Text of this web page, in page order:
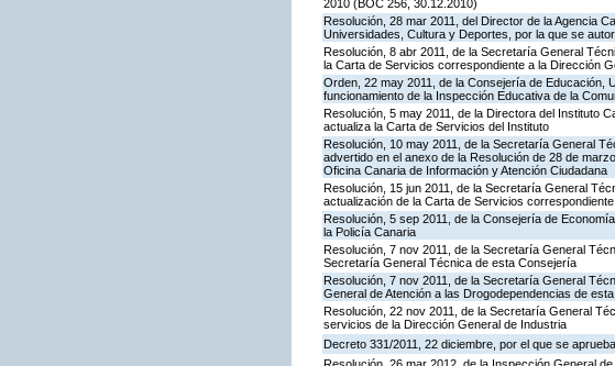
2010 (BOC 256, 30.12.2010)
Resolución, 28 mar 2011, del Director de la Agencia
Universidades, Cultura y Deportes, por la que se
Resolución, 8 abr 2011, de la Secretaría General
la Carta de Servicios correspondiente a la Dirección
Orden, 22 may 2011, de la Consejería de Educación,
funcionamiento de la Inspección Educativa de la
Resolución, 5 may 2011, de la Directora del Instituto
actualiza la Carta de Servicios del Instituto
Resolución, 10 may 2011, de la Secretaría General
advertido en el anexo de la Resolución de 28 de
Oficina Canaria de Información y Atención Ciudadana
Resolución, 15 jun 2011, de la Secretaría General
actualización de la Carta de Servicios
Resolución, 5 sep 2011, de la Consejería de
la Policía Canaria
Resolución, 7 nov 2011, de la Secretaría General
Secretaría General Técnica de esta Consejería
Resolución, 7 nov 2011, de la Secretaría General
General de Atención a las Drogodependencias de
Resolución, 22 nov 2011, de la Secretaría General
servicios de la Dirección General de Industria
Decreto 331/2011, 22 diciembre, por el que se